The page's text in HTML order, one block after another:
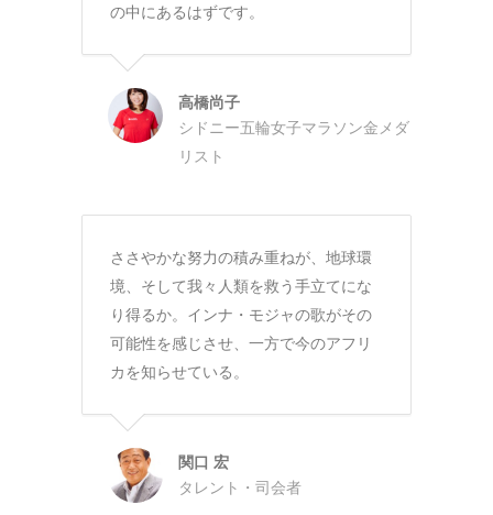
の中にあるはずです。
高橋尚子
シドニー五輪女子マラソン金メダ
リスト
ささやかな努力の積み重ねが、地球環
境、そして我々人類を救う手立てにな
り得るか。インナ・モジャの歌がその
可能性を感じさせ、一方で今のアフリ
カを知らせている。
関口 宏
タレント・司会者